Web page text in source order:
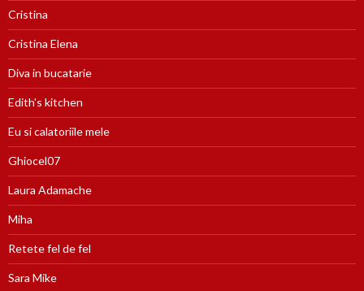
Cristina
Cristina Elena
Diva in bucatarie
Edith's kitchen
Eu si calatoriile mele
Ghiocel07
Laura Adamache
Miha
Retete fel de fel
Sara Mike